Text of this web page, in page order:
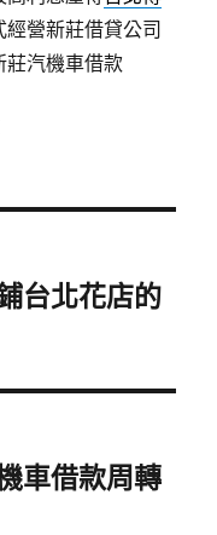
營新莊借貸公司
莊汽機車借款
台北花店的
車借款周轉